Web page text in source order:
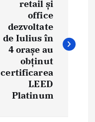
retail și
office
dezvoltate
de Iulius în
4 orașe au
obținut
certificarea
LEED
Platinum